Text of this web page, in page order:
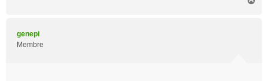
genepi
Membre